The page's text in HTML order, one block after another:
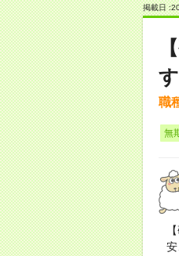
掲載日 :
職
無